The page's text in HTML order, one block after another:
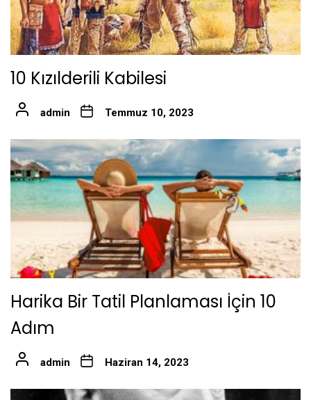
10 Kızılderili Kabilesi
admin Temmuz 10, 2023
Harika Bir Tatil Planlaması İçin 10
Adım
admin Haziran 14, 2023